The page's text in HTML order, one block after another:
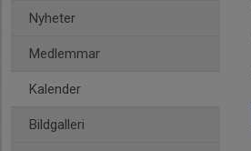
Nyheter
Medlemmar
Kalender
Bildgalleri